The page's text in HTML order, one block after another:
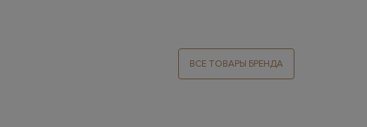
ВСЕ ТОВАРЫ БРЕНДА